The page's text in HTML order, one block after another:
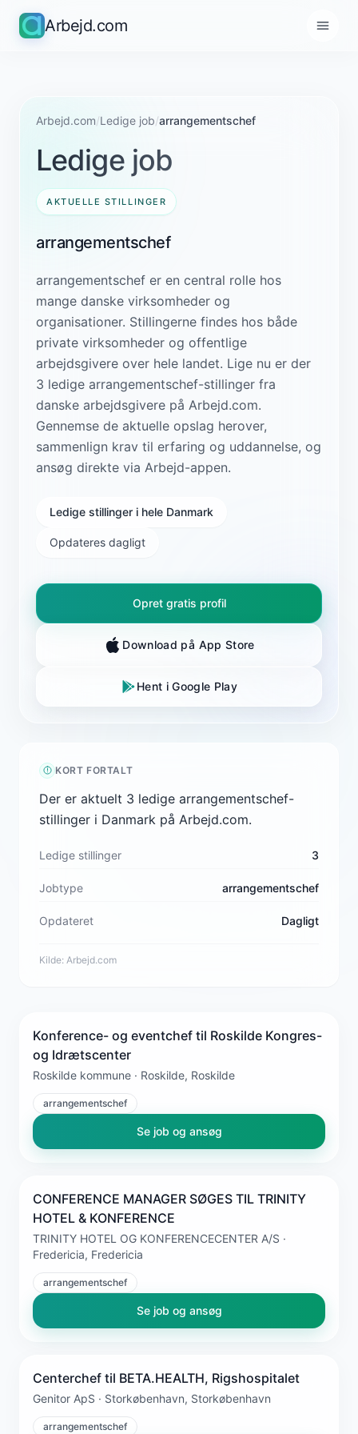
Arbejd.com
Arbejd.com/Ledige job/arrangementschef
Ledige job
AKTUELLE STILLINGER
arrangementschef
arrangementschef er en central rolle hos
mange danske virksomheder og
organisationer. Stillingerne findes hos både
private virksomheder og offentlige
arbejdsgivere over hele landet. Lige nu er der
3 ledige arrangementschef-stillinger fra
danske arbejdsgivere på Arbejd.com.
Gennemse de aktuelle opslag herover,
sammenlign krav til erfaring og uddannelse, og
ansøg direkte via Arbejd-appen.
Ledige stillinger i hele Danmark
Opdateres dagligt
Opret gratis profil
Download på App Store
Hent i Google Play
KORT FORTALT
Der er aktuelt 3 ledige arrangementschef-
stillinger i Danmark på Arbejd.com.
Ledige stillinger 3
Jobtype arrangementschef
Opdateret Dagligt
Kilde: Arbejd.com
Konference- og eventchef til Roskilde Kongres-
og Idrætscenter
Roskilde kommune · Roskilde, Roskilde
arrangementschef
Se job og ansøg
CONFERENCE MANAGER SØGES TIL TRINITY
HOTEL & KONFERENCE
TRINITY HOTEL OG KONFERENCECENTER A/S ·
Fredericia, Fredericia
arrangementschef
Se job og ansøg
Centerchef til BETA.HEALTH, Rigshospitalet
Genitor ApS · Storkøbenhavn, Storkøbenhavn
arrangementschef